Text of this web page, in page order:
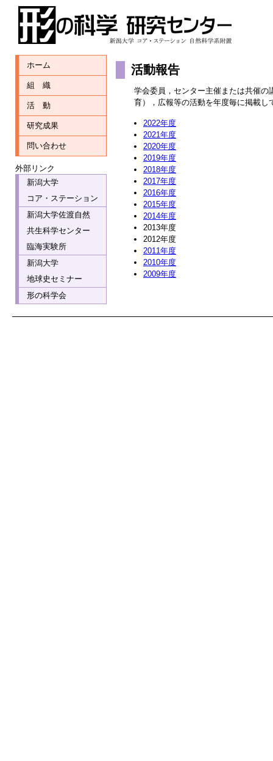
活動報告
学会委員，センター主催または共催
育），広報等の活動を年度毎に掲載し
2022年度
2021年度
2020年度
2019年度
2018年度
2017年度
2016年度
2015年度
2014年度
2013年度
2012年度
2011年度
2010年度
2009年度
ホーム
組 織
活 動
研究成果
問い合わせ
外部リンク
新潟大学
コア・ステーション
新潟大学佐渡自然
共生科学センター
臨海実験所
新潟大学
地球史セミナー
形の科学会